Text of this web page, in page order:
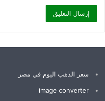
سعر الذهب اليوم في مصر
image converter